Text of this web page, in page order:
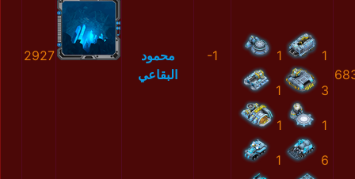
2927
محمود
البقاعي
-1 1 1
1 3
1 1
1 6